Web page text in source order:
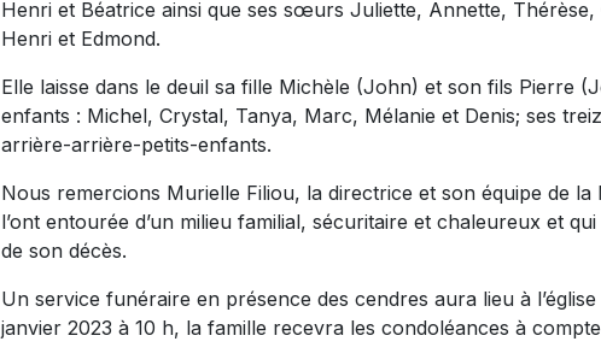
Henri et Béatrice ainsi que ses sœurs Juliette, Annette, Thérèse,
Henri et Edmond.
Elle laisse dans le deuil sa fille Michèle (John) et son fils Pierre
enfants : Michel, Crystal, Tanya, Marc, Mélanie et Denis; ses
arrière-arrière-petits-enfants.
Nous remercions Murielle Filiou, la directrice et son équipe de
l’ont entourée d’un milieu familial, sécuritaire et chaleureux et
de son décès.
Un service funéraire en présence des cendres aura lieu à l’église
janvier 2023 à 10 h, la famille recevra les condoléances à